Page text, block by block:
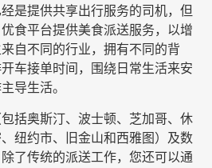
是提供共享出行服务的司机，但
食平台提供美食派送服务，以增
自不同的行业，拥有不同的背
车接单时间，围绕日常生活来安
导生活。
括奥斯汀、波士顿、芝加哥、休
纽约市、旧金山和西雅图）及数
了传统的派送工作，您还可以通